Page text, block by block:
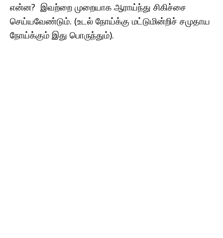
என்ன? இவற்றை முறையாக ஆராய்ந்து சிகிச்சை
செய்யவேண்டும். (உடல் நோய்க்கு மட்டுமின்றிச் சமுதாய
நோய்க்கும் இது பொருந்தும்).